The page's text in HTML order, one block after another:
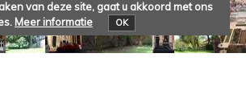
van deze site, gaat u akkoord met ons
Meer informatie OK